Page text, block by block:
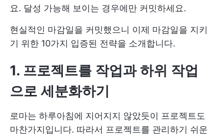
요. 달성 가능해 보이는 경우에만 커밋하세요.
현실적인 마감일을 커밋했으니 이제 마감일을 지키
기 위한 10가지 입증된 전략을 소개합니다.
1. 프로젝트를 작업과 하위 작업
으로 세분화하기
로마는 하루아침에 지어지지 않았듯이 프로젝트도
마찬가지입니다. 따라서 프로젝트를 관리하기 쉬운